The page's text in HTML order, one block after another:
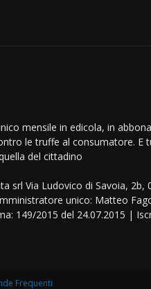
mensile in edicola, in
le truffe al consumatore. E
del cittadino
srl Via Ludovico di Savoia, 2b,
unico: Matteo
149/2015 del 24.07.2015 |
Frequenti